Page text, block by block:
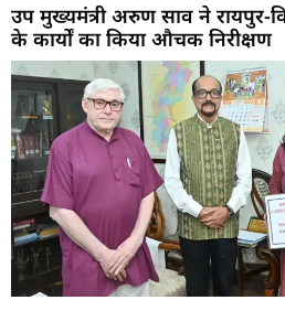
उप मुख्यमंत्री अरुण साव ने रायपुर-
के कार्यों का किया औचक निरीक्षण